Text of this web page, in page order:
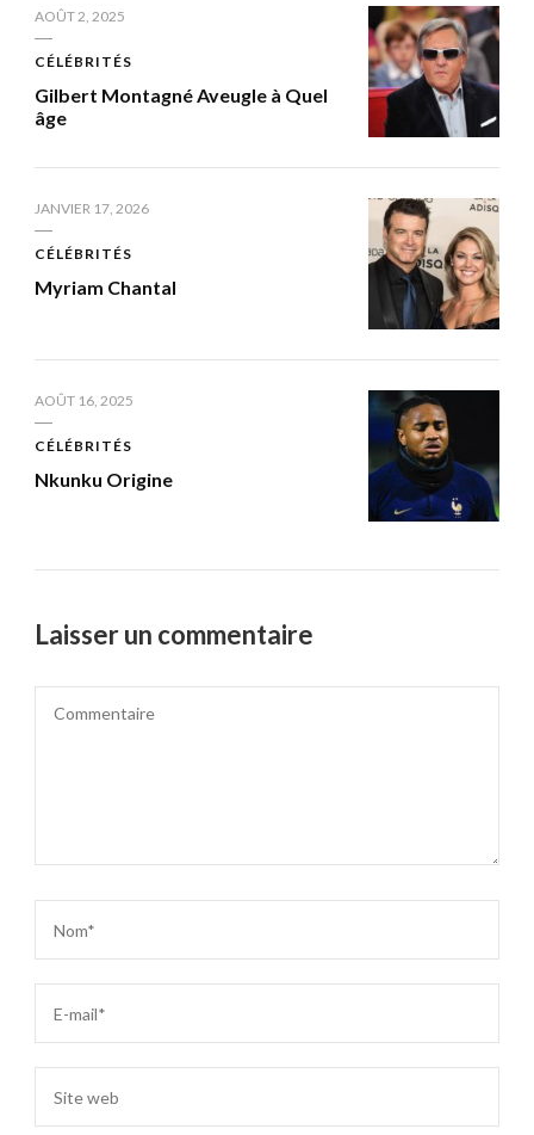
AOÛT 2, 2025
CÉLÉBRITÉS
Gilbert Montagné Aveugle à Quel
âge
JANVIER 17, 2026
CÉLÉBRITÉS
Myriam Chantal
AOÛT 16, 2025
CÉLÉBRITÉS
Nkunku Origine
Laisser un commentaire